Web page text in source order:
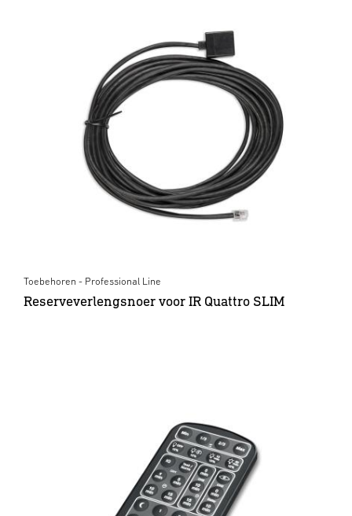
Toebehoren - Professional Line
Reserveverlengsnoer voor IR Quattro SLIM